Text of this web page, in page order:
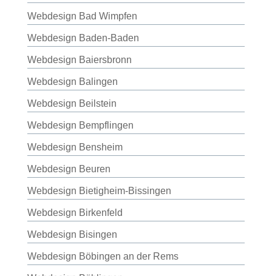
Webdesign Bad Wimpfen
Webdesign Baden-Baden
Webdesign Baiersbronn
Webdesign Balingen
Webdesign Beilstein
Webdesign Bempflingen
Webdesign Bensheim
Webdesign Beuren
Webdesign Bietigheim-Bissingen
Webdesign Birkenfeld
Webdesign Bisingen
Webdesign Böbingen an der Rems